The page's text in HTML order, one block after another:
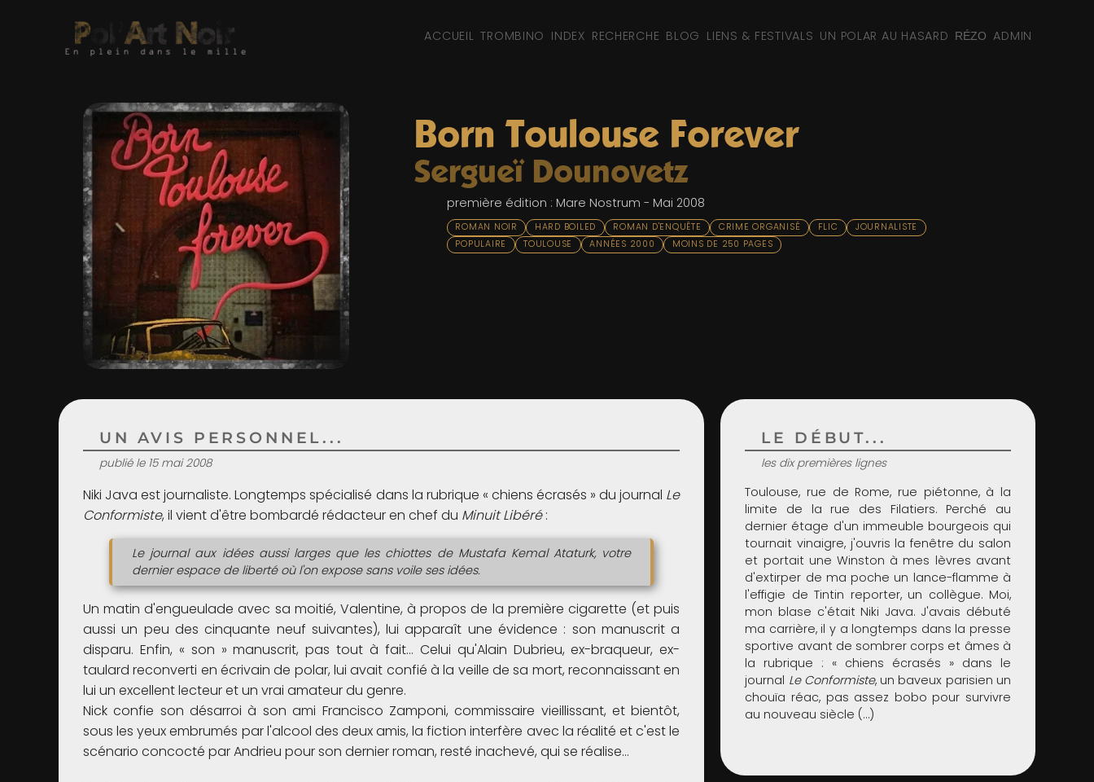
ACCUEIL TROMBINO INDEX RECHERCHE BLOG LIENS & FESTIVALS UN POLAR AU HASARD RÉZO ADMIN
Born Toulouse Forever
Sergueï Dounovetz
première édition : Mare Nostrum - Mai 2008
ROMAN NOIR HARD BOILED ROMAN D'ENQUÊTE CRIME ORGANISÉ FLIC
JOURNALISTE
POPULAIRE
TOULOUSE ANNÉES 2000 MOINS DE 250 PAGES
UN AVIS PERSONNEL...
publié le 15 mai 2008
Niki Java est journaliste. Longtemps spécialisé dans la rubrique « chiens écrasés » du journal Le
Conformiste, il vient d'être bombardé rédacteur en chef du Minuit Libéré:
Le journal aux idées aussi larges que les chiottes de Mustafa Kemal Ataturk, votre
dernier espace de liberté où l'on expose sans voile ses idées.
Un matin d'engueulade avec sa moitié, Valentine, à propos de la première cigarette (et puis
aussi un peu des cinquante neuf suivantes), lui apparaît une évidence : son manuscrit a
disparu. Enfin, « son » manuscrit, pas tout à fait… Celui qu'Alain Dubrieu, ex-braqueur, ex-
taulard reconverti en écrivain de polar, lui avait confié à la veille de sa mort, reconnaissant en
lui un excellent lecteur et un vrai amateur du genre.
Nick confie son désarroi à son ami Francisco Zamponi, commissaire vieillissant, et bientôt,
sous les yeux embrumés par l'alcool des deux amis, la fiction interfère avec la réalité et c'est le
scénario concocté par Andrieu pour son dernier roman, resté inachevé, qui se réalise…
LE DÉBUT...
les dix premières lignes
Toulouse, rue de Rome, rue piétonne, à la
limite de la rue des Filatiers. Perché au
dernier étage d'un immeuble bourgeois qui
tournait vinaigre, j'ouvris la fenêtre du salon
et portait une Winston à mes lèvres avant
d'extirper de ma poche un lance-flamme à
l'effigie de Tintin reporter, un collègue. Moi,
mon blase c'était Niki Java. J'avais débuté
ma carrière, il y a longtemps dans la presse
sportive avant de sombrer corps et âmes à
la rubrique : « chiens écrasés » dans le
journal Le Conformiste, un baveux parisien un
chouïa réac, pas assez bobo pour survivre
au nouveau siècle (…)